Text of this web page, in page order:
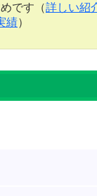
です（詳しい紹
績）